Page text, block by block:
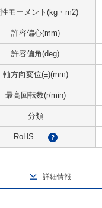
モーメント(kg・m2)
許容偏心(mm)
許容偏角(deg)
軸方向変位(±)(mm)
最高回転数(r/min)
分類
RoHS ?
詳細情報